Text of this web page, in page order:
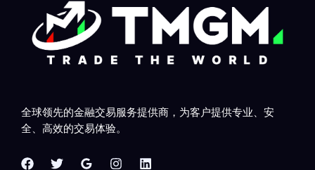
全球领先的金融交易服务提供商，为客户提供专业、安
全、高效的交易体验。